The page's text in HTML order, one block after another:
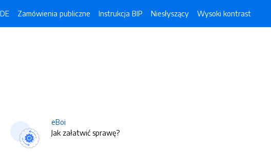
DE Zamówienia publiczne Instrukcja BIP Niesłyszący Wysoki kontrast
eBoi
Jak załatwić sprawę?